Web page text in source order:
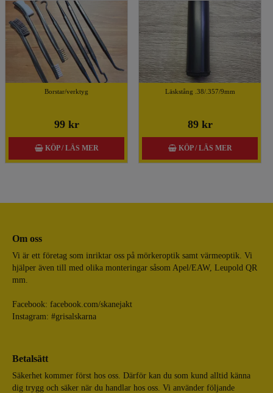
Borstar/verktyg
99 kr
KÖP / LÄS MER
Läskstång .38/.357/9mm
89 kr
KÖP / LÄS MER
Om oss
Vi är ett företag som inriktar oss på mörkeroptik samt värmeoptik. Vi
hjälper även till med olika monteringar såsom Apel/EAW, Leupold QR
mm.
Facebook: facebook.com/skanejakt
Instagram: #grisalskarna
Betalsätt
Säkerhet kommer först hos oss. Därför kan du som kund alltid känna
dig trygg och säker när du handlar hos oss. Vi använder följande